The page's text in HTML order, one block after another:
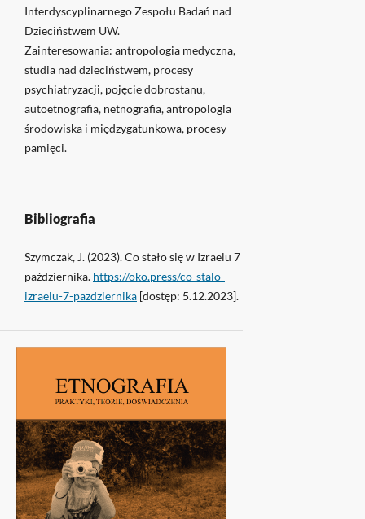
Interdyscyplinarnego Zespołu Badań nad
Dzieciństwem UW.
Zainteresowania: antropologia medyczna,
studia nad dzieciństwem, procesy
psychiatryzacji, pojęcie dobrostanu,
autoetnografia, netnografia, antropologia
środowiska i międzygatunkowa, procesy
pamięci.
Bibliografia
Szymczak, J. (2023). Co stało się w Izraelu 7
października. https://oko.press/co-stalo-
izraelu-7-pazdziernika[dostęp: 5.12.2023].